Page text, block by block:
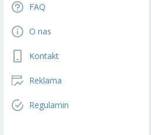
FAQ
O nas
Kontakt
Reklama
Regulamin